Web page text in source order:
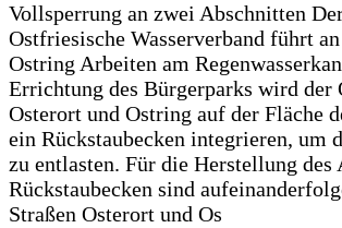
Vollsperrung an zwei Abschnitten
Ostfriesische Wasserverband führt
Ostring Arbeiten am
Errichtung des Bürgerparks wird der
Osterort und Ostring auf der Fläche
ein Rückstaubecken integrieren, um
zu entlasten. Für die Herstellung des
Rückstaubecken sind
Straßen Osterort und Os